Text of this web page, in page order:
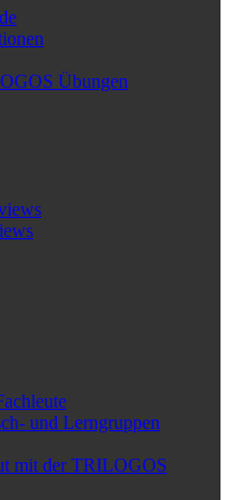
Übungen
und Lerngruppen
mit der TRILOGOS